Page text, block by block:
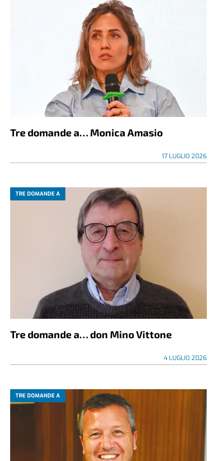
Tre domande a… Monica Amasio
17 LUGLIO 2026
TRE DOMANDE A
Tre domande a… don Mino Vittone
4 LUGLIO 2026
TRE DOMANDE A